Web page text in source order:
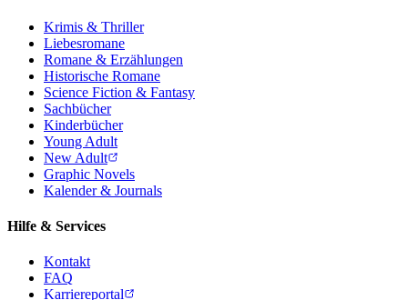
Krimis & Thriller
Liebesromane
Romane & Erzählungen
Historische Romane
Science Fiction & Fantasy
Sachbücher
Kinderbücher
Young Adult
New Adult
Graphic Novels
Kalender & Journals
Hilfe & Services
Kontakt
FAQ
Karriereportal